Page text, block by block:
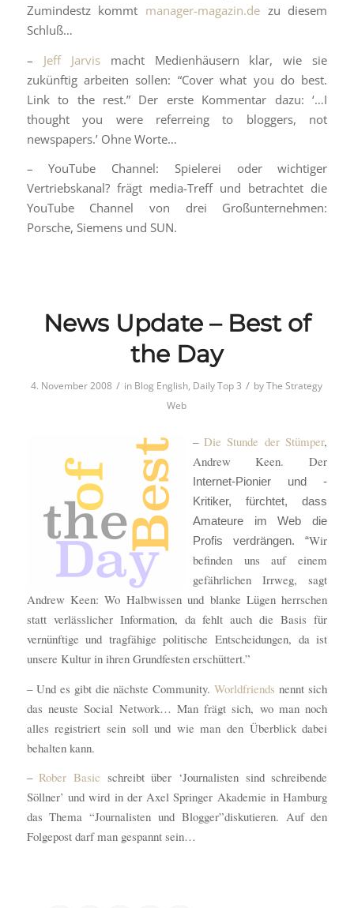
Zumindestz kommt manager-magazin.de zu diesem
Schluß…
– Jeff Jarvismacht Medienhäusern klar, wie sie
zukünftig arbeiten sollen: “Cover what you do best.
Link to the rest.” Der erste Kommentar dazu: ‘…I
thought you were referreing to bloggers, not
newspapers.’ Ohne Worte…
– YouTube Channel: Spielerei oder wichtiger
Vertriebskanal? frägt media-Treff und betrachtet die
YouTube Channel von drei Großunternehmen:
Porsche, Siemens und SUN.
News Update – Best of
the Day
4. November 2008 / in Blog English, Daily Top 3 / byThe Strategy
Web
– Die Stunde der Stümper,
Andrew Keen. Der
Internet-Pionier und -
Kritiker, fürchtet, dass
Amateure im Web die
Profis verdrängen. “Wir
befinden uns auf einem
gefährlichen Irrweg, sagt
Andrew Keen: Wo Halbwissen und blanke Lügen herrschen
statt verlässlicher Information, da fehlt auch die Basis für
vernünftige und tragfähige politische Entscheidungen, da ist
unsere Kultur in ihren Grundfesten erschüttert.”
– Und es gibt die nächste Community.Worldfriends nennt sich
das neuste Social Network… Man frägt sich, wo man noch
alles registriert sein soll und wie man den Überblick dabei
behalten kann.
–Rober Basic schreibt über ‘Journalisten sind schreibende
Söllner’ und wird in der Axel Springer Akademie in Hamburg
das Thema “Journalisten und Blogger”diskutieren. Auf den
Folgepost darf man gespannt sein…